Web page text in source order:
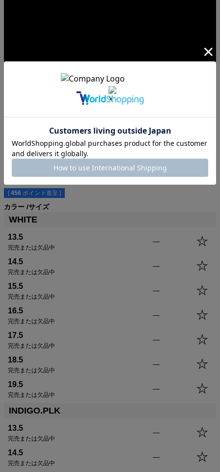
サイズ
13.5
63.0cm48.0cm
14.5
15.5
69.0cm54.0cm
16.5
17.5
75.0cm60.0cm
19.5
78.0cm 66.0cm
KingField[10s Antique Shirt]
商品番号 2C0059
25,080税込
[ 456 ポイント進呈 ]
カラー サイズ
WHITE
13.5
完売または欠品中
—
14.5
完売または欠品中
—
15.5
完売または欠品中
—
16.5
完売または欠品中
—
17.5
完売または欠品中
—
18.5
完売または欠品中
—
19.5
完売または欠品中
—
INDIGO.PLK
13.5
完売または欠品中
—
14.5
完売または欠品中
—